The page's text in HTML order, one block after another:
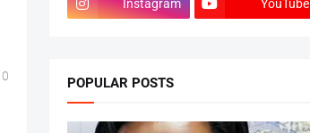
0
Instagram YouTube
POPULAR POSTS